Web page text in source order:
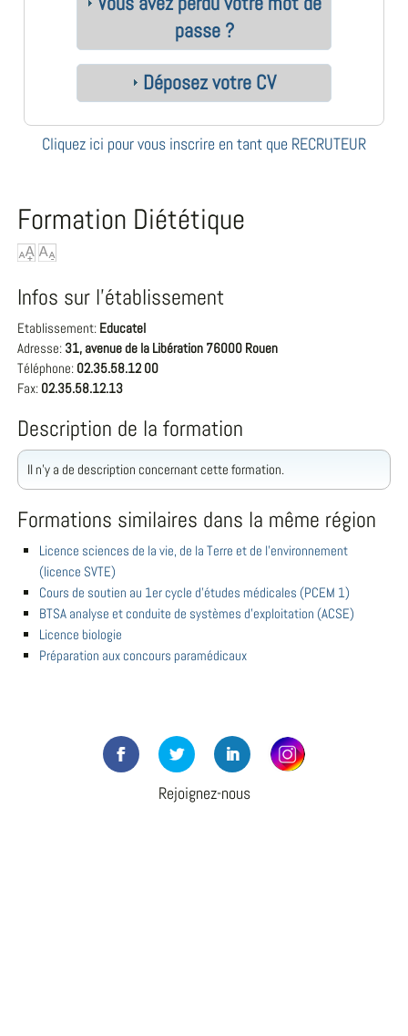
passe ?
Déposez votre CV
Cliquez ici pour vous inscrire en tant que RECRUTEUR
Formation Diététique
Infos sur l'établissement
Etablissement: Educatel
Adresse: 31, avenue de la Libération 76000 Rouen
Téléphone: 02.35.58.12 00
Fax: 02.35.58.12.13
Description de la formation
Il n'y a de description concernant cette formation.
Formations similaires dans la même région
Licence sciences de la vie, de la Terre et de l'environnement
(licence SVTE)
Cours de soutien au 1er cycle d'études médicales (PCEM 1)
BTSA analyse et conduite de systèmes d'exploitation (ACSE)
Licence biologie
Préparation aux concours paramédicaux
Rejoignez-nous